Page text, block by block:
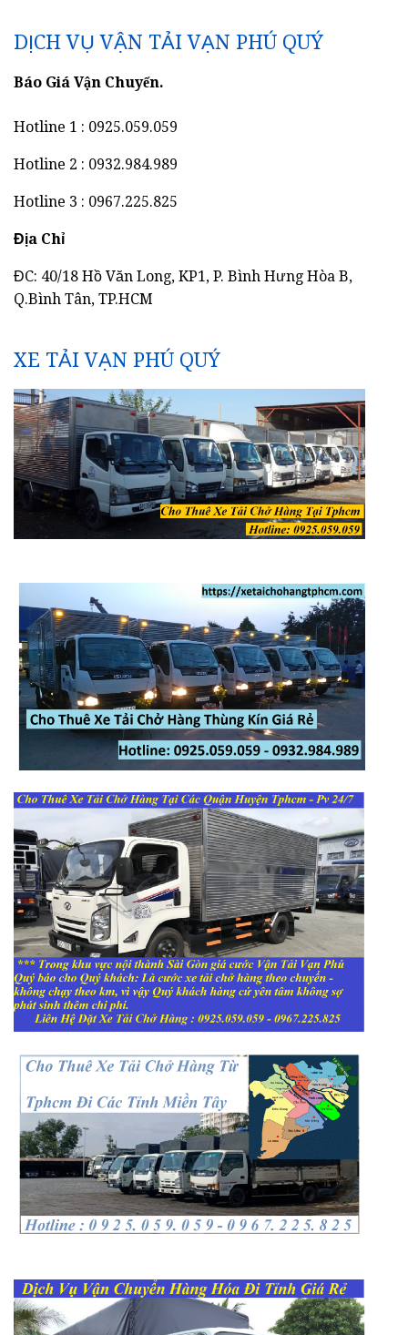
DỊCH VỤ VẬN TẢI VẠN PHÚ QUÝ
Báo Giá Vận Chuyển.
Hotline 1 : 0925.059.059
Hotline 2 : 0932.984.989
Hotline 3 : 0967.225.825
Địa Chỉ
ĐC: 40/18 Hồ Văn Long, KP1, P. Bình Hưng Hòa B,
Q.Bình Tân, TP.HCM
XE TẢI VẠN PHÚ QUÝ